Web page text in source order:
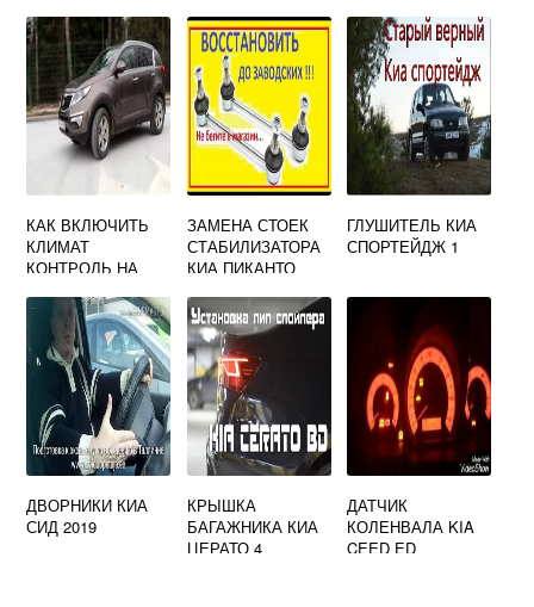
КАК ВКЛЮЧИТЬ
КЛИМАТ
КОНТРОЛЬ НА
4
ЗАМЕНА СТОЕК
СТАБИЛИЗАТОРА
КИА ПИКАНТО
ГЛУШИТЕЛЬ КИА
СПОРТЕЙДЖ 1
ДВОРНИКИ КИА
СИД 2019
КРЫШКА
БАГАЖНИКА КИА
ЦЕРАТО 4
ДАТЧИК
КОЛЕНВАЛА KIA
CEED ED